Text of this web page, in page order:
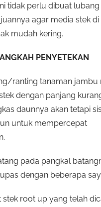
tidak perlu dibuat lubang
agar media stek di
mudah kering.
PENYETEKAN
ranting tanaman jambu
dengan panjang
daunnya akan tetapi
untuk mempercepat
pada pangkal
dengan beberapa
stek root up yang telah